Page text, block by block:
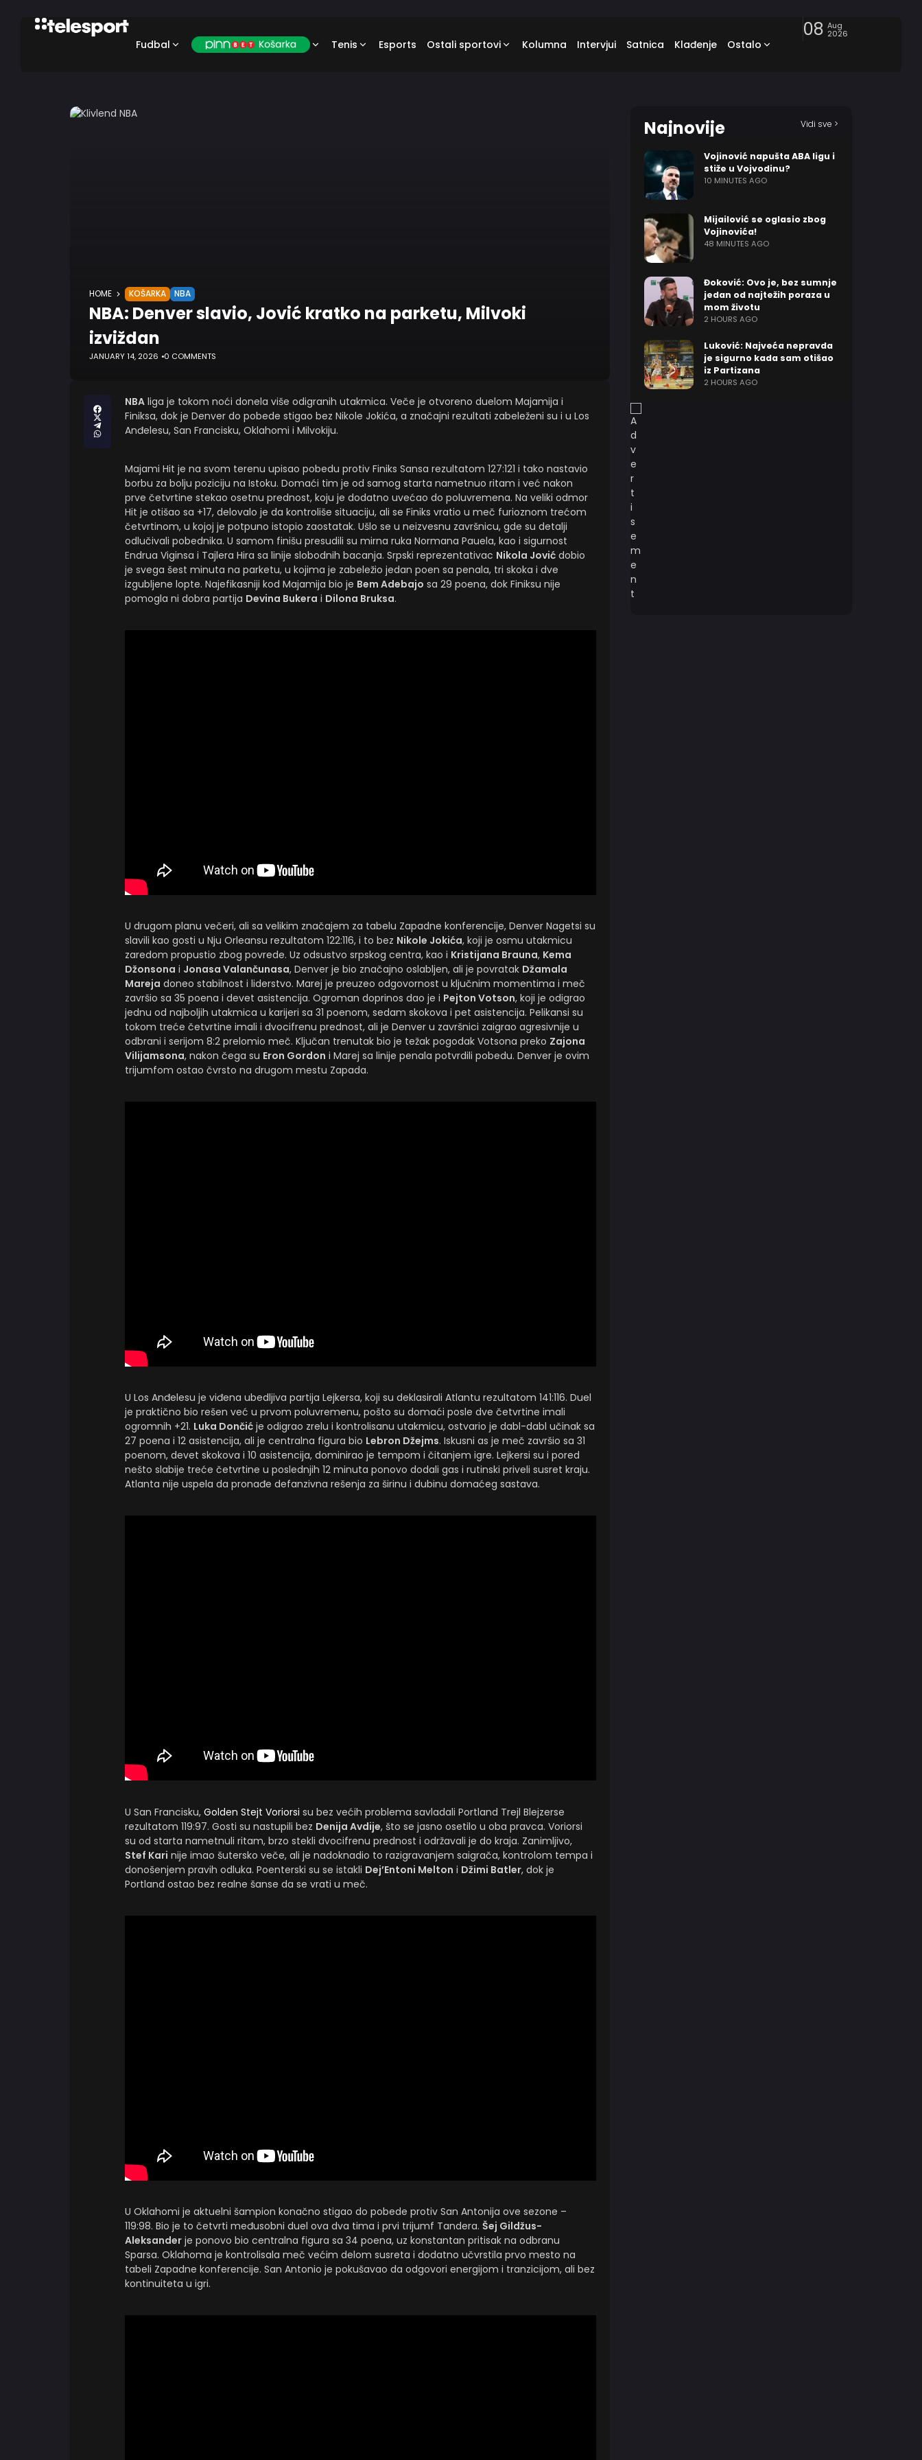
Fudbal Tenis Esports Ostali sportovi Kolumna Intervjui Satnica Klađenje Ostalo
08 Aug
2026
HOME KOŠARKA NBA
NBA: Denver slavio, Jović kratko na parketu, Milvoki
izviždan
JANUARY 14, 2026 0 COMMENTS
NBA liga je tokom noći donela više odigranih utakmica. Veče je otvoreno duelom Majamija i
Finiksa, dok je Denver do pobede stigao bez Nikole Jokića, a značajni rezultati zabeleženi su i u Los
Anđelesu, San Francisku, Oklahomi i Milvokiju.
Majami Hit je na svom terenu upisao pobedu protiv Finiks Sansa rezultatom 127:121 i tako nastavio
borbu za bolju poziciju na Istoku. Domaći tim je od samog starta nametnuo ritam i već nakon
prve četvrtine stekao osetnu prednost, koju je dodatno uvećao do poluvremena. Na veliki odmor
Hit je otišao sa +17, delovalo je da kontroliše situaciju, ali se Finiks vratio u meč furioznom trećom
četvrtinom, u kojoj je potpuno istopio zaostatak. Ušlo se u neizvesnu završnicu, gde su detalji
odlučivali pobednika. U samom finišu presudili su mirna ruka Normana Pauela, kao i sigurnost
Endrua Viginsa i Tajlera Hira sa linije slobodnih bacanja. Srpski reprezentativac Nikola Jović dobio
je svega šest minuta na parketu, u kojima je zabeležio jedan poen sa penala, tri skoka i dve
izgubljene lopte. Najefikasniji kod Majamija bio je Bem Adebajo sa 29 poena, dok Finiksu nije
pomogla ni dobra partija Devina Bukera i Dilona Bruksa.
U drugom planu večeri, ali sa velikim značajem za tabelu Zapadne konferencije, Denver Nagetsi su
slavili kao gosti u Nju Orleansu rezultatom 122:116, i to bez Nikole Jokića, koji je osmu utakmicu
zaredom propustio zbog povrede. Uz odsustvo srpskog centra, kao i Kristijana Brauna, Kema
Džonsona i Jonasa Valančunasa, Denver je bio značajno oslabljen, ali je povratak Džamala
Mareja doneo stabilnost i liderstvo. Marej je preuzeo odgovornost u ključnim momentima i meč
završio sa 35 poena i devet asistencija. Ogroman doprinos dao je i Pejton Votson, koji je odigrao
jednu od najboljih utakmica u karijeri sa 31 poenom, sedam skokova i pet asistencija. Pelikansi su
tokom treće četvrtine imali i dvocifrenu prednost, ali je Denver u završnici zaigrao agresivnije u
odbrani i serijom 8:2 prelomio meč. Ključan trenutak bio je težak pogodak Votsona preko Zajona
Vilijamsona, nakon čega su Eron Gordon i Marej sa linije penala potvrdili pobedu. Denver je ovim
trijumfom ostao čvrsto na drugom mestu Zapada.
U Los Anđelesu je viđena ubedljiva partija Lejkersa, koji su deklasirali Atlantu rezultatom 141:116. Duel
je praktično bio rešen već u prvom poluvremenu, pošto su domaći posle dve četvrtine imali
ogromnih +21. Luka Dončić je odigrao zrelu i kontrolisanu utakmicu, ostvario je dabl-dabl učinak sa
27 poena i 12 asistencija, ali je centralna figura bio Lebron Džejms. Iskusni as je meč završio sa 31
poenom, devet skokova i 10 asistencija, dominirao je tempom i čitanjem igre. Lejkersi su i pored
nešto slabije treće četvrtine u poslednjih 12 minuta ponovo dodali gas i rutinski priveli susret kraju.
Atlanta nije uspela da pronađe defanzivna rešenja za širinu i dubinu domaćeg sastava.
U San Francisku, Golden Stejt Voriorsi su bez većih problema savladali Portland Trejl Blejzerse
rezultatom 119:97. Gosti su nastupili bez Denija Avdije, što se jasno osetilo u oba pravca. Voriorsi
su od starta nametnuli ritam, brzo stekli dvocifrenu prednost i održavali je do kraja. Zanimljivo,
Stef Kari nije imao šutersko veče, ali je nadoknadio to razigravanjem saigrača, kontrolom tempa i
donošenjem pravih odluka. Poenterski su se istakli Dej’Entoni Melton i Džimi Batler, dok je
Portland ostao bez realne šanse da se vrati u meč.
U Oklahomi je aktuelni šampion konačno stigao do pobede protiv San Antonija ove sezone –
119:98. Bio je to četvrti međusobni duel ova dva tima i prvi trijumf Tandera. Šej Gildžus-
Aleksander je ponovo bio centralna figura sa 34 poena, uz konstantan pritisak na odbranu
Sparsa. Oklahoma je kontrolisala meč većim delom susreta i dodatno učvrstila prvo mesto na
tabeli Zapadne konferencije. San Antonio je pokušavao da odgovori energijom i tranzicijom, ali bez
kontinuiteta u igri.
Najnovije Vidi sve >
Vojinović napušta ABA ligu i
stiže u Vojvodinu?
10 MINUTES AGO
Mijailović se oglasio zbog
Vojinovića!
48 MINUTES AGO
Đoković: Ovo je, bez sumnje
jedan od najtežih poraza u
mom životu
2 HOURS AGO
Luković: Najveća nepravda
je sigurno kada sam otišao
iz Partizana
2 HOURS AGO